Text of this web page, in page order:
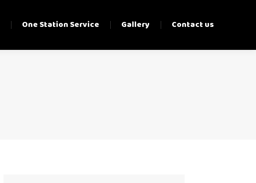
One Station Service Gallery Contact us